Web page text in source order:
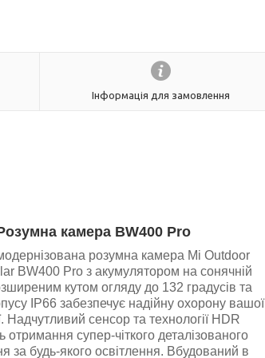
Інформація для замовлення
камера BW400 Pro
розумна камера Mi Outdoor
BW400 Pro з акумулятором на сонячній
кутом огляду до 132 градусів та
IP66 забезпечує надійну охорону вашої
Надчутливий сенсор та технології HDR
отримання супер-чіткого деталізованого
за будь-якого освітлення. Вбудований в